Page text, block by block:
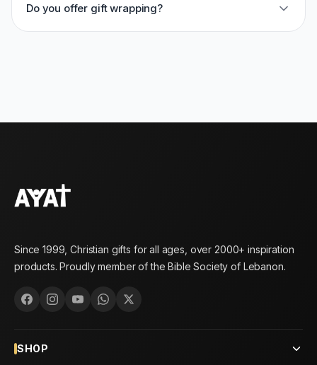
Do you offer gift wrapping?
Since 1999, Christian gifts for all ages, over 2000+ inspiration
products. Proudly member of the Bible Society of Lebanon.
SHOP